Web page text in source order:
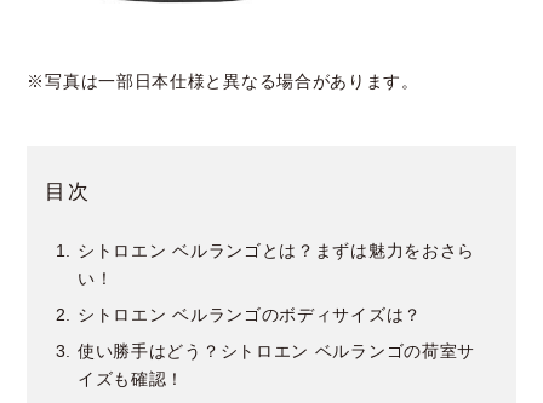
※写真は一部日本仕様と異なる場合があります。
目次
シトロエン ベルランゴとは？まずは魅力をおさら
い！
シトロエン ベルランゴのボディサイズは？
使い勝手はどう？シトロエン ベルランゴの荷室サ
イズも確認！